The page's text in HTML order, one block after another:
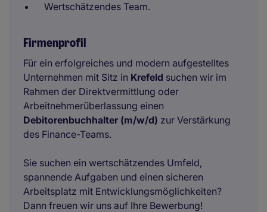
Wertschätzendes Team.
Firmenprofil
Für ein erfolgreiches und modern aufgestelltes
Unternehmen mit Sitz in Krefeld suchen wir im
Rahmen der Direktvermittlung oder
Arbeitnehmerüberlassung einen
Debitorenbuchhalter (m/w/d) zur Verstärkung
des Finance-Teams.
Sie suchen ein wertschätzendes Umfeld,
spannende Aufgaben und einen sicheren
Arbeitsplatz mit Entwicklungsmöglichkeiten?
Dann freuen wir uns auf Ihre Bewerbung!